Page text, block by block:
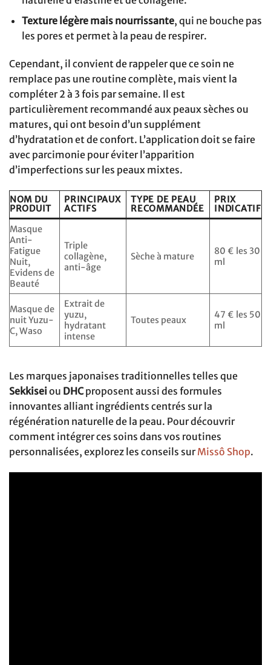
Texture légère mais nourrissante, qui ne bouche pas
les pores et permet à la peau de respirer.
Cependant, il convient de rappeler que ce soin ne
remplace pas une routine complète, mais vient la
compléter 2 à 3 fois par semaine. Il est
particulièrement recommandé aux peaux sèches ou
matures, qui ont besoin d’un supplément
d’hydratation et de confort. L’application doit se faire
avec parcimonie pour éviter l’apparition
d’imperfections sur les peaux mixtes.
NOM DU
PRODUIT
PRINCIPAUX
ACTIFS
TYPE DE PEAU
RECOMMANDÉE
PRIX
INDICATIF
Masque
Anti-
Fatigue
Nuit,
Evidens de
Beauté
Triple
collagène,
anti-âge
Sèche à mature
80 € les 30
ml
Masque de
nuit Yuzu-
C, Waso
Extrait de
yuzu,
hydratant
intense
Toutes peaux
47 € les 50
ml
Les marques japonaises traditionnelles telles que
Sekkiseiou DHC proposent aussi des formules
innovantes alliant ingrédients centrés sur la
régénération naturelle de la peau. Pour découvrir
comment intégrer ces soins dans vos routines
personnalisées, explorez les conseils surMissô Shop.